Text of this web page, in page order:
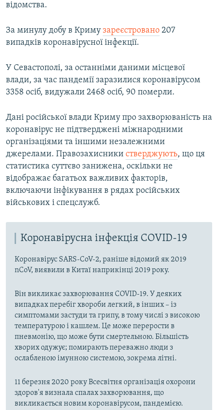
відомства.
За минулу добу в Криму зареєстровано 207
випадків коронавірусної інфекції.
У Севастополі, за останніми даними місцевої
влади, за час пандемії заразилися коронавірусом
3358 осіб, видужали 2468 осіб, 90 померли.
Дані російської влади Криму про захворюваність на
коронавірус не підтверджені міжнародними
організаціями та іншими незалежними
джерелами. Правозахисники стверджують, що ця
статистика суттєво занижена, оскільки не
відображає багатьох важливих факторів,
включаючи інфікування в рядах російських
військових і спецслужб.
Коронавірусна інфекція COVID-19
Коронавірус SARS-CoV-2, раніше відомий як 2019
nCoV, виявили в Китаї наприкінці 2019 року.
Він викликає захворювання COVID-19. У деяких
випадках перебіг хвороби легкий, в інших – із
симптомами застуди та грипу, в тому числі з високою
температурою і кашлем. Це може перерости в
пневмонію, що може бути смертельною. Більшість
хворих одужує; помирають переважно люди з
ослабленою імунною системою, зокрема літні.
11 березня 2020 року Всесвітня організація охорони
здоров'я визнала спалах захворювання, що
викликається новим коронавірусом, пандемією.